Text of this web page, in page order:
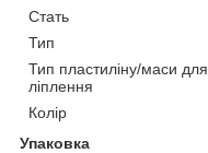
Стать
Тип
Тип пластиліну/маси для
ліплення
Колір
Упаковка